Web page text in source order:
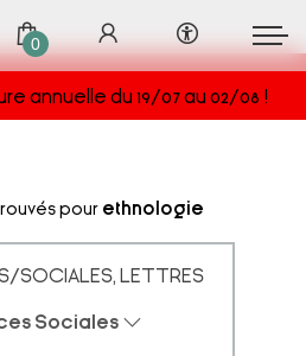
annuelle du 19/07 au 02/08 !
0
pour ethnologie
SOCIALES, LETTRES
Sociales